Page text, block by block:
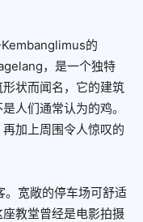
的
，是一个独特
状而闻名，它的建筑
人们通常认为的鸡。
加上周围令人惊叹的
宽敞的停车场可舒适
教堂曾经是电影拍摄